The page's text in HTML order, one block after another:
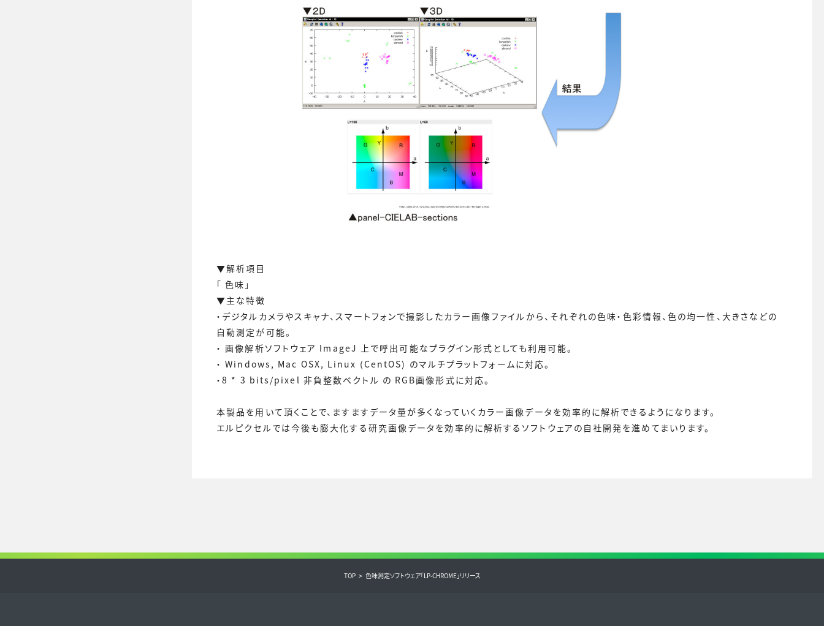
▼解析項目
「 色味」
▼主な特徴
・デジタルカメラやスキャナ、スマートフォンで撮影したカラー画像ファイルから、それぞれの色味・色彩情報、色の均一性、大きさなどの
自動測定が可能。
・ 画像解析ソフトウェア ImageJ 上で呼出可能なプラグイン形式としても利用可能。
・ Windows, Mac OSX, Linux (CentOS) のマルチプラットフォームに対応。
・8 * 3 bits/pixel 非負整数ベクトル の RGB画像形式に対応。
本製品を用いて頂くことで、ますますデータ量が多くなっていくカラー画像データを効率的に解析できるようになります。
エルピクセルでは今後も膨大化する研究画像データを効率的に解析するソフトウェアの自社開発を進めてまいります。
TOP 色味測定ソフトウェア「LP-CHROME」リリース